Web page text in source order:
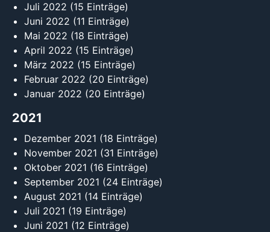
Juli 2022 (15 Einträge)
Juni 2022 (11 Einträge)
Mai 2022 (18 Einträge)
April 2022 (15 Einträge)
März 2022 (15 Einträge)
Februar 2022 (20 Einträge)
Januar 2022 (20 Einträge)
2021
Dezember 2021 (18 Einträge)
November 2021 (31 Einträge)
Oktober 2021 (16 Einträge)
September 2021 (24 Einträge)
August 2021 (14 Einträge)
Juli 2021 (19 Einträge)
Juni 2021 (12 Einträge)